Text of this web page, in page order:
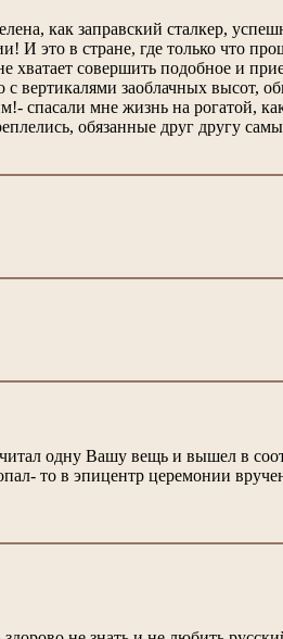
как заправский сталкер,
И это в стране, где только что
совершить подобное и
вертикалями заоблачных высот,
спасали мне жизнь на рогатой,
обязанные друг другу
одну Вашу вещь и вышел в
то в эпицентр церемонии